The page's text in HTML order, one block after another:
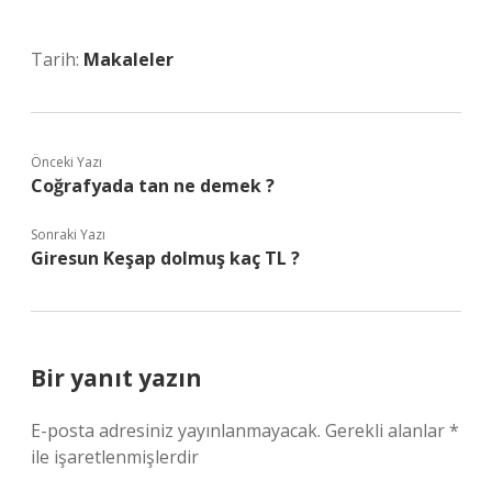
Tarih: Makaleler
Önceki Yazı
Coğrafyada tan ne demek ?
Sonraki Yazı
Giresun Keşap dolmuş kaç TL ?
Bir yanıt yazın
E-posta adresiniz yayınlanmayacak. Gerekli alanlar*
ile işaretlenmişlerdir